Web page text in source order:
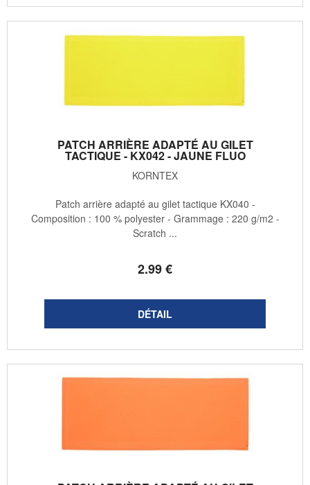
PATCH ARRIÈRE ADAPTÉ AU GILET
TACTIQUE - KX042 - JAUNE FLUO
KORNTEX
2.99€
Patch arrière adapté au gilet tactique KX040 -
Composition : 100 % polyester - Grammage : 220 g/m2 -
Scratch ...